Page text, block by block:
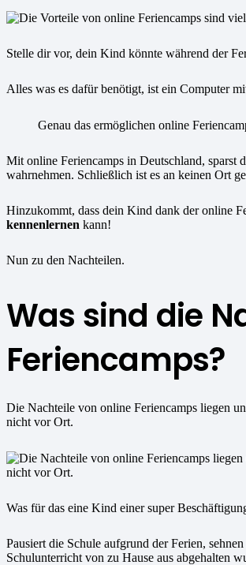
Stelle dir vor, dein Kind könnte während der
Alles was es dafür benötigt, ist ein Computer
Genau das ermöglichen online
Mit online Feriencamps in Deutschland,
wahrnehmen. Schließlich ist es an keinen Ort
Hinzukommt, dass dein Kind dank der online
kennenlernen kann!
Nun zu den Nachteilen.
Was sind die
Feriencamps?
Die Nachteile von online Feriencamps liegen
nicht vor Ort.
Was für das eine Kind einer super
Pausiert die Schule aufgrund der Ferien,
Schulunterricht von zu Hause aus abgehalten